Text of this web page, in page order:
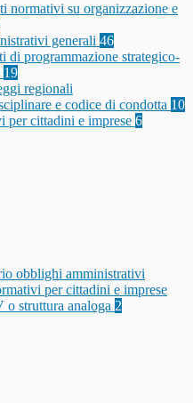
normativi su organizzazione e
generali 46
di programmazione strategico-
19
regionali
e codice di condotta 10
per cittadini e imprese 6
obblighi amministrativi
per cittadini e imprese
struttura analoga 2